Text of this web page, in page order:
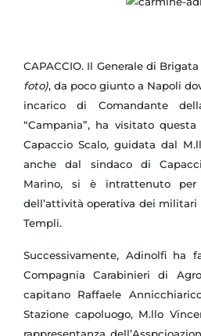
CAPACCIO. Il Generale di
foto), da poco giunto a Napoli
incarico di Comandante
“Campania”, ha visitato
Capaccio Scalo, guidata dal
anche dal sindaco di
Marino, si è intrattenuto
dell’attività operativa dei
Templi.
Successivamente, Adinolfi ha
Compagnia Carabinieri di
capitano Raffaele
Stazione capoluogo, M.llo